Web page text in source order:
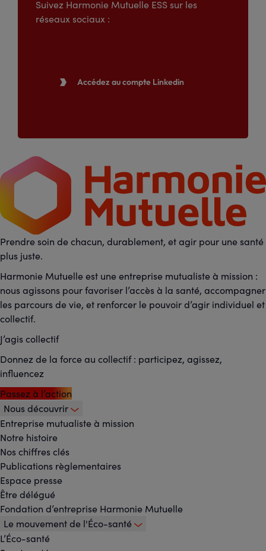
Suivez Harmonie Mutuelle ESS sur les
réseaux sociaux :
 Accédez au compte Linkedin
Prendre soin de chacun, durablement, et agir pour une santé
plus juste.
Harmonie Mutuelle est une entreprise mutualiste à mission :
nous agissons pour favoriser l’accès à la santé, accompagner
les parcours de vie, et renforcer le pouvoir d’agir individuel et
collectif.
J’agis collectif
Donnez de la force au collectif : participez, agissez,
influencez
Passez à l’action
Footer
-
Menu
principal
Nous découvrir
Entreprise mutualiste à mission
Notre histoire
Nos chiffres clés
Publications règlementaires
Espace presse
Être délégué
Fondation d’entreprise Harmonie Mutuelle
Le mouvement de l'Éco-santé
L’Éco-santé